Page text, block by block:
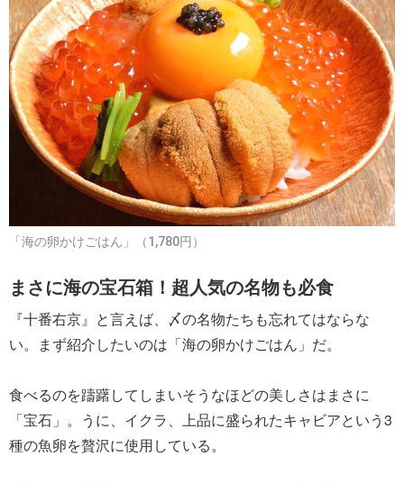
「海の卵かけごはん」（1,780円）
まさに海の宝石箱！超人気の名物も必食
『十番右京』と言えば、〆の名物たちも忘れてはならな
い。まず紹介したいのは「海の卵かけごはん」だ。
食べるのを躊躇してしまいそうなほどの美しさはまさに
「宝石」。うに、イクラ、上品に盛られたキャビアという3
種の魚卵を贅沢に使用している。